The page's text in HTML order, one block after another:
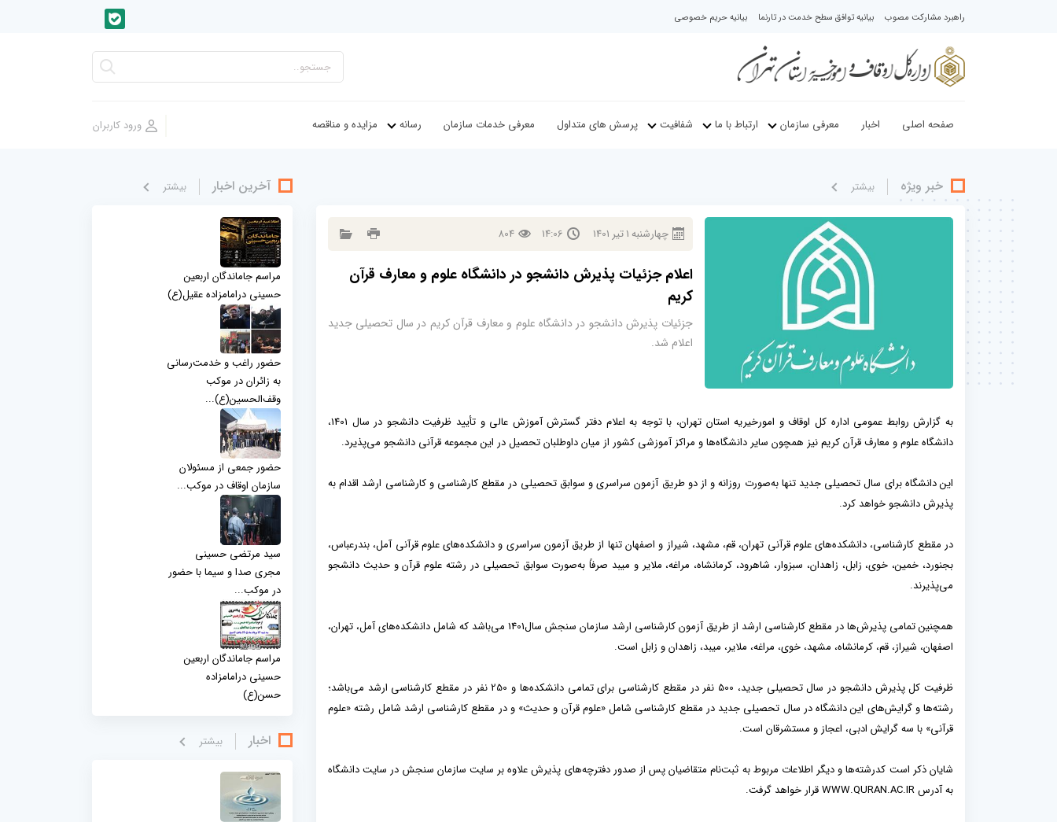
راهبرد مشارکت مصوب بیانیه توافق سطح خدمت در تارنما بیانیه حریم خصوصی
صفحه اصلی اخبار معرفی سازمان ارتباط با ما شفافیت پرسش های متداول معرفی خدمات سازمان رسانه مزایده و مناقصه
خبر ویژه بيشتر
چهارشنبه1تير 1401
14:06
804
اعلام جزئیات پذیرش دانشجو در دانشگاه علوم و معارف قرآن
کریم
جزئیات پذیرش دانشجو در دانشگاه علوم و معارف قرآن کریم در سال تحصیلی جدید
اعلام شد.
به گزارش روابط عمومی اداره کل اوقاف و امورخیریه استان تهران، با توجه به اعلام دفتر گسترش آموزش عالی و تأیید ظرفیت دانشجو در سال 1401‏‏،
دانشگاه علوم و معارف قرآن کریم نیز همچون سایر دانشگاه‌ها و مراکز آموزشی کشور از میان داوطلبان تحصیل در این مجموعه قرآنی دانشجو می‌پذیرد.
این دانشگاه برای سال تحصیلی جدید تنها به‌صورت روزانه و از دو طریق آزمون سراسری و سوابق تحصیلی در مقطع کارشناسی و کارشناسی ارشد اقدام به
پذیرش دانشجو خواهد کرد.
در مقطع کارشناسی، دانشکده‌های علوم قرآنی تهران، قم، مشهد، شیراز و اصفهان تنها از طریق آزمون سراسری و دانشکده‌های علوم قرآنی آمل، بندرعباس،
بجنورد، خمین، خوی، زابل، زاهدان، سبزوار، شاهرود، کرمانشاه، مراغه، ملایر و میبد صرفاً به‌صورت سوابق تحصیلی در رشته علوم قرآن و حدیث دانشجو
می‌پذیرند.
همچنین تمامی پذیرش‌ها در مقطع کارشناسی ارشد از طریق آزمون کارشناسی ارشد سازمان سنجش سال1401 می‌باشد که شامل دانشکده‌های آمل، تهران،
اصفهان، شیراز، قم، کرمانشاه، مشهد، خوی، مراغه، ملایر، میبد، زاهدان و زابل است.
ظرفیت کل پذیرش دانشجو در سال تحصیلی جدید، 500 نفر در مقطع کارشناسی برای تمامی دانشکده‌ها و 250 نفر در مقطع کارشناسی ارشد می‌باشد؛
رشته‌ها و گرایش‌های این دانشگاه در سال تحصیلی جدید در مقطع کارشناسی شامل «علوم قرآن و حدیث» و در مقطع کارشناسی ارشد شامل رشته‌ «علوم
قرآنی» با سه گرایش ادبی، اعجاز و مستشرقان است.
شایان ذکر است کدرشته‌ها و دیگر اطلاعات مربوط به ثبت‌نام متقاضیان پس از صدور دفترچه‌های پذیرش علاوه بر سایت سازمان سنجش در سایت دانشگاه
به آدرس WWW.QURAN.AC.IR قرار خواهد گرفت.
آخرین اخبار بيشتر
مراسم جاماندگان اربعین
حسینی درامامزاده عقیل(ع)
حضور راغب و خدمت‌رسانی
به زائران در موکب
وقف‌الحسین(ع)...
حضور جمعی از مسئولان
سازمان اوقاف در موکب...
سید مرتضی حسینی
مجری صدا و سیما با حضور
در موکب...
مراسم جاماندگان اربعین
حسینی درامامزاده
حسن(ع)
اخبار بيشتر